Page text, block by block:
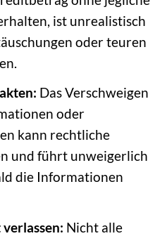
ist unrealistisch
oder teuren
Das Verschweigen
oder
kann rechtliche
und führt unweigerlich
die Informationen
Nicht alle